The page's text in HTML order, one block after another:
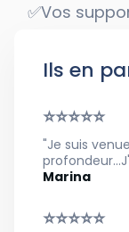
✅Vos
Ils en
⭐⭐⭐⭐⭐
"Je suis
Marina
⭐⭐⭐⭐⭐